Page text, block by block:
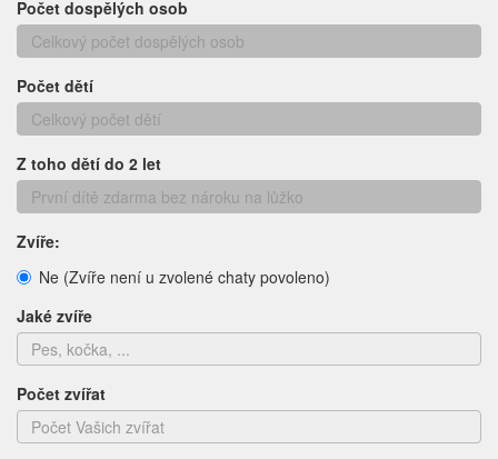
Počet dospělých osob
Počet dětí
Z toho dětí do 2 let
Zvíře:
Ne (Zvíře není u zvolené chaty povoleno)
Jaké zvíře
Počet zvířat